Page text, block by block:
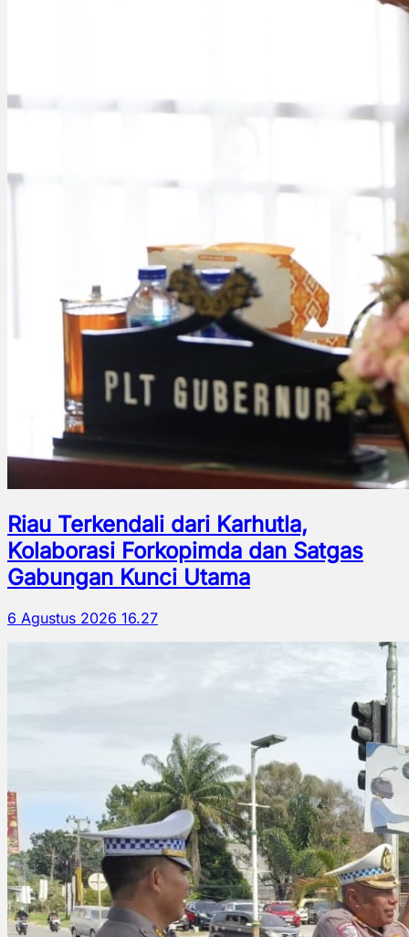
Riau Terkendali dari Karhutla,
Kolaborasi Forkopimda dan Satgas
Gabungan Kunci Utama
6 Agustus 2026 16.27